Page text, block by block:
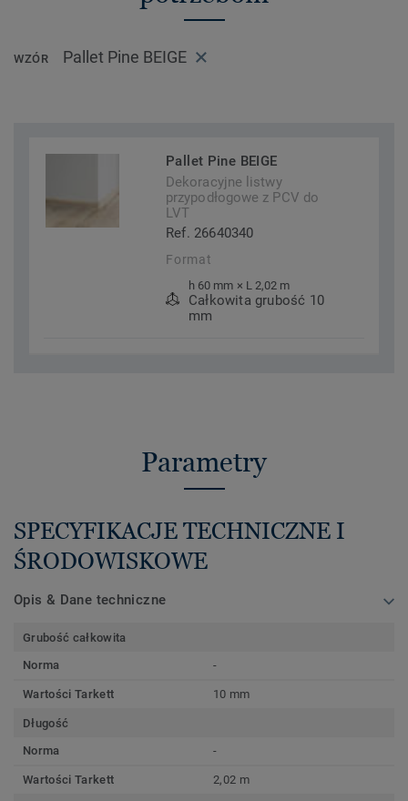
WZÓR Pallet Pine BEIGE
Pallet Pine BEIGE
Dekoracyjne listwy
przypodłogowe z PCV do
LVT
Ref. 26640340
Format
h 60 mm × L 2,02 m
Całkowita grubość 10
mm
Parametry
SPECYFIKACJE TECHNICZNE I
ŚRODOWISKOWE
Opis & Dane techniczne
Grubość całkowita
Norma
-
Wartości Tarkett 10 mm
Długość
Norma
-
Wartości Tarkett 2,02 m